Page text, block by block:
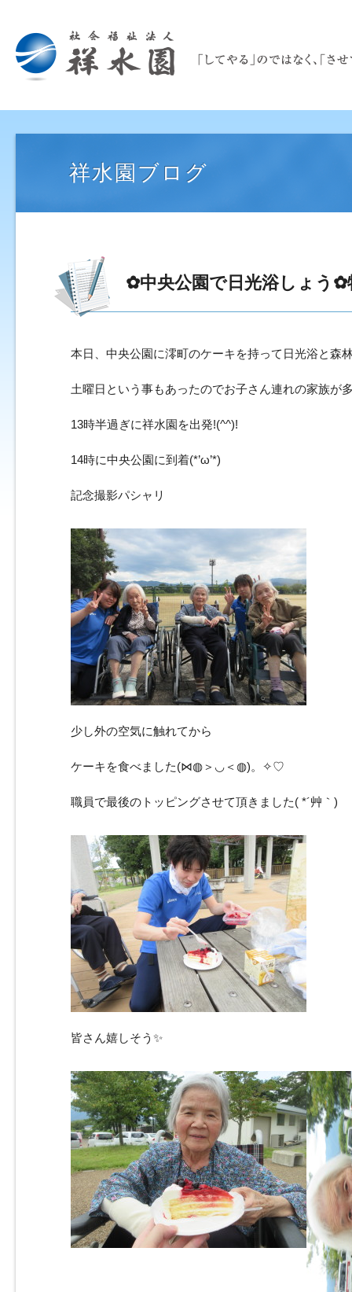
祥水園ブログ
✿中央公園で日光浴しょう
本日、中央公園に澪町のケーキを持って日光浴と森
土曜日という事もあったのでお子さん連れの家族が
13時半過ぎに祥水園を出発!(^^)!
14時に中央公園に到着(*’ω’*)
記念撮影パシャリ
少し外の空気に触れてから
ケーキを食べました(⋈◍＞◡＜◍)。✧♡
職員で最後のトッピングさせて頂きました( *´艸｀)
皆さん嬉しそう✨